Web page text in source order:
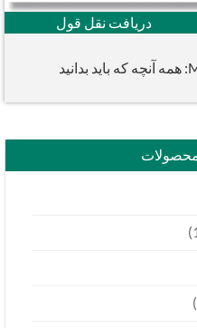
دریافت نقل قول